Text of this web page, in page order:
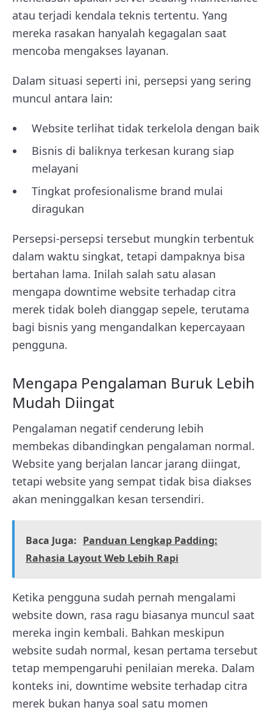
atau terjadi kendala teknis tertentu. Yang
mereka rasakan hanyalah kegagalan saat
mencoba mengakses layanan.
Dalam situasi seperti ini, persepsi yang sering
muncul antara lain:
Website terlihat tidak terkelola dengan baik
Bisnis di baliknya terkesan kurang siap
melayani
Tingkat profesionalisme brand mulai
diragukan
Persepsi-persepsi tersebut mungkin terbentuk
dalam waktu singkat, tetapi dampaknya bisa
bertahan lama. Inilah salah satu alasan
mengapa downtime website terhadap citra
merek tidak boleh dianggap sepele, terutama
bagi bisnis yang mengandalkan kepercayaan
pengguna.
Mengapa Pengalaman Buruk Lebih
Mudah Diingat
Pengalaman negatif cenderung lebih
membekas dibandingkan pengalaman normal.
Website yang berjalan lancar jarang diingat,
tetapi website yang sempat tidak bisa diakses
akan meninggalkan kesan tersendiri.
Baca Juga: Panduan Lengkap Padding:
Rahasia Layout Web Lebih Rapi
Ketika pengguna sudah pernah mengalami
website down, rasa ragu biasanya muncul saat
mereka ingin kembali. Bahkan meskipun
website sudah normal, kesan pertama tersebut
tetap mempengaruhi penilaian mereka. Dalam
konteks ini, downtime website terhadap citra
merek bukan hanya soal satu momen